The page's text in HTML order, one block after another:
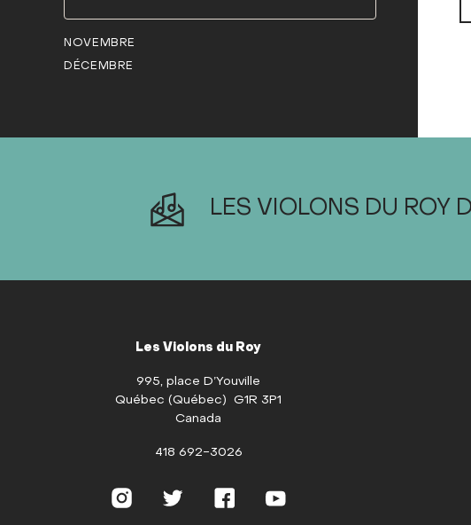
NOVEMBRE
DÉCEMBRE
LES VIOLONS DU ROY
Les Violons du Roy
995, place D’Youville
Québec (Québec) G1R 3P1
Canada
418 692-3026
InstagramTwitterFacebookYoutube